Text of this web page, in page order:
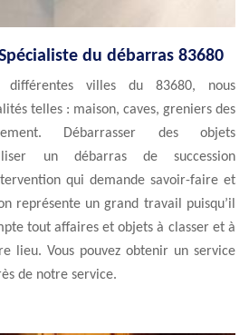
du débarras 83680
villes du 83680, nous
telles : maison, caves, greniers des
Débarrasser des objets
un débarras de succession
qui demande savoir-faire et
représente un grand travail puisqu’il
tout affaires et objets à classer et à
lieu. Vous pouvez obtenir un service
de notre service.